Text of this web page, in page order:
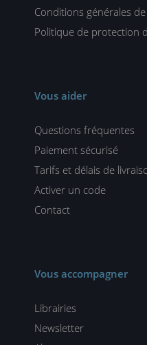
Conditions générales
Politique de protection
Vous aider
Questions fréquentes
Paiement sécurisé
Tarifs et délais de
Activer un code
Contact
Vous accompagner
Librairies
Newsletter